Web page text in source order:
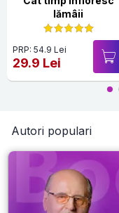
lămâii
PRP: 54.9 Lei
29.9 Lei
Autori populari